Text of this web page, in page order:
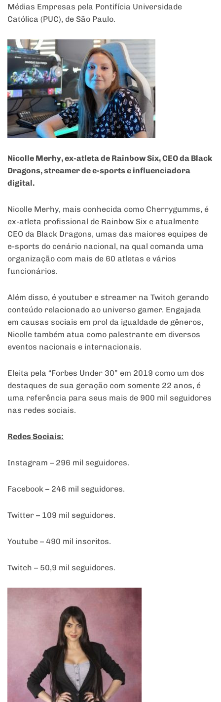
Médias Empresas pela Pontifícia Universidade
Católica (PUC), de São Paulo.
Nicolle Merhy, ex-atleta de Rainbow Six, CEO da Black
Dragons, streamer de e-sports e influenciadora
digital.
Nicolle Merhy, mais conhecida como Cherrygumms, é
ex-atleta profissional de Rainbow Six e atualmente
CEO da Black Dragons, umas das maiores equipes de
e-sports do cenário nacional, na qual comanda uma
organização com mais de 60 atletas e vários
funcionários.
Além disso, é youtuber e streamer na Twitch gerando
conteúdo relacionado ao universo gamer. Engajada
em causas sociais em prol da igualdade de gêneros,
Nicolle também atua como palestrante em diversos
eventos nacionais e internacionais.
Eleita pela “Forbes Under 30” em 2019 como um dos
destaques de sua geração com somente 22 anos, é
uma referência para seus mais de 900 mil seguidores
nas redes sociais.
Redes Sociais:
Instagram – 296 mil seguidores.
Facebook – 246 mil seguidores.
Twitter – 109 mil seguidores.
Youtube – 490 mil inscritos.
Twitch – 50,9 mil seguidores.